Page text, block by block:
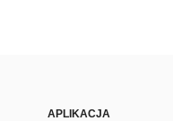
APLIKACJA